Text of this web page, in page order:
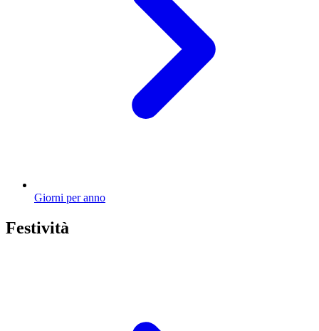
Giorni per anno
Festività